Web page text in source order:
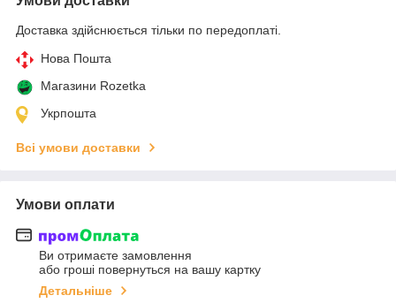
Доставка здійснюється тільки по передоплаті.
Нова Пошта
Магазини Rozetka
Укрпошта
Всі умови доставки
Умови оплати
Ви отримаєте замовлення
або гроші повернуться на вашу картку
Детальніше